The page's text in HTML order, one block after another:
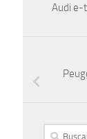
Audi e-
Buscar: